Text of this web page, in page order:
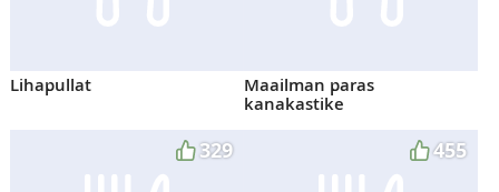
Lihapullat
Maailman paras
kanakastike
329 455